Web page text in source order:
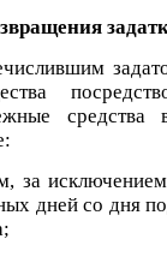
средства
за
дней со дня